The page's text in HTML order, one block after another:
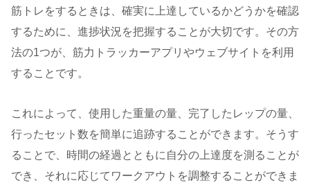
筋トレをするときは、確実に上達しているかどうかを確認
するために、進捗状況を把握することが大切です。その方
法の1つが、筋力トラッカーアプリやウェブサイトを利用
することです。
これによって、使用した重量の量、完了したレップの量、
行ったセット数を簡単に追跡することができます。そうす
ることで、時間の経過とともに自分の上達度を測ることが
でき、それに応じてワークアウトを調整することができま